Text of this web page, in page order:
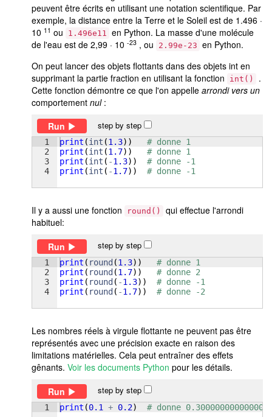
peuvent être écrits en utilisant une notation scientifique. Par
exemple, la distance entre la Terre et le Soleil est de 1.496 ·
10 11 ou 1.496e11
en Python. La masse d'une molécule
de l'eau est de 2,99 · 10-23 , ou 2.99e-23 en Python.
On peut lancer des objets flottants dans des objets int en
supprimant la partie fraction en utilisant la fonction
int()
.
Cette fonction démontre ce que l'on appellearrondi vers un
comportementnul:
Run
step by step
1
2
3
4
print (int (1.3))
# donne 1
print (int (1.7))
# donne 1
print (int ( -1.3))
# donne -1
print (int ( -1.7)) # donne -1
Il y a aussi une fonction round()
qui effectue l'arrondi
habituel:
Run
step by step
1
2
3
4
print ( round (1.3))
# donne 1
print ( round (1.7))
# donne 2
print ( round ( -1.3))
# donne -1
print ( round ( -1.7)) # donne -2
Les nombres réels à virgule flottante ne peuvent pas être
représentés avec une précision exacte en raison des
limitations matérielles. Cela peut entraîner des effets
gênants.Voir les documents Python pour les détails.
Run
step by step
1 print (0.1 + 0.2) # donne